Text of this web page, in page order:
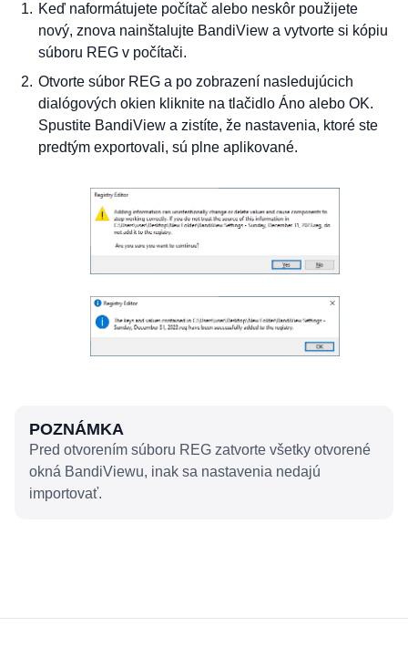
Keď naformátujete počítač alebo neskôr použijete
nový, znova nainštalujte BandiView a vytvorte si kópiu
súboru REG v počítači.
Otvorte súbor REG a po zobrazení nasledujúcich
dialógových okien kliknite na tlačidlo Áno alebo OK.
Spustite BandiView a zistíte, že nastavenia, ktoré ste
predtým exportovali, sú plne aplikované.
POZNÁMKA
Pred otvorením súboru REG zatvorte všetky otvorené
okná BandiViewu, inak sa nastavenia nedajú
importovať.